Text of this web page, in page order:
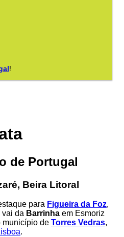
!
de Portugal
Beira Litoral
para Figueira da Foz,
vai da Barrinha em Esmoriz
município de Torres Vedras,
.